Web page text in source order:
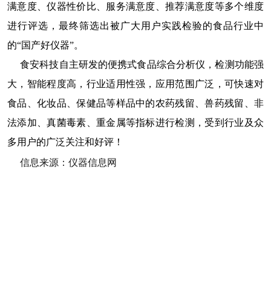
满意度、仪器性价比、服务满意度、推荐满意度等多个维度
进行评选，最终筛选出被广大用户实践检验的食品行业中
的“国产好仪器”。
食安科技自主研发的便携式食品综合分析仪，检测功能强
大，智能程度高，行业适用性强，应用范围广泛，可快速对
食品、化妆品、保健品等样品中的农药残留、兽药残留、非
法添加、真菌毒素、重金属等指标进行检测，受到行业及众
多用户的广泛关注和好评！
信息来源：仪器信息网